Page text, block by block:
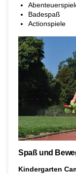
Badespaß
Actionspiele
Spaß und
Kindergarten